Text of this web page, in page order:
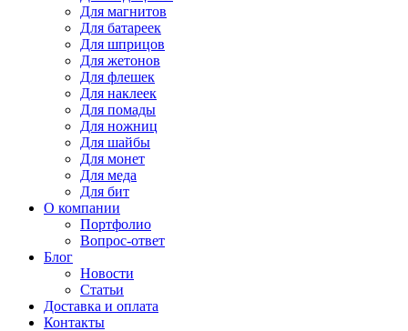
Для магнитов
Для батареек
Для шприцов
Для жетонов
Для флешек
Для наклеек
Для помады
Для ножниц
Для шайбы
Для монет
Для меда
Для бит
О компании
Портфолио
Вопрос-ответ
Блог
Новости
Статьи
Доставка и оплата
Контакты